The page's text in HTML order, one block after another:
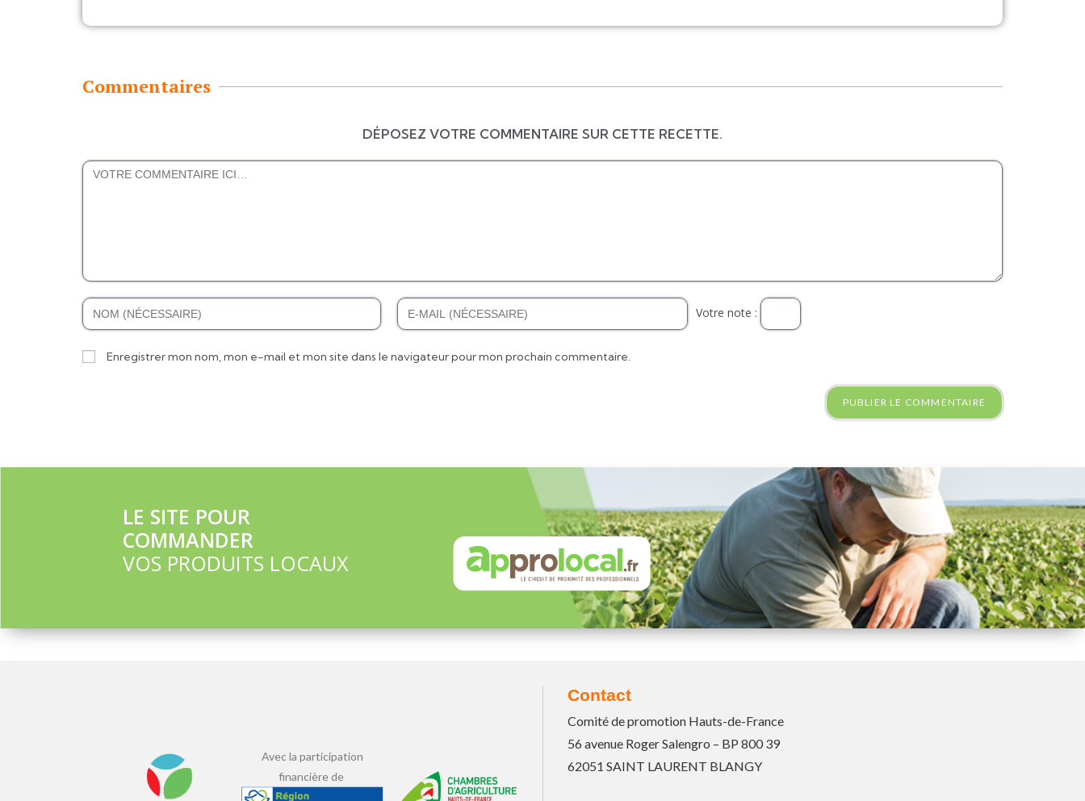
Commentaires
DÉPOSEZ VOTRE COMMENTAIRE SUR CETTE RECETTE.
Votre note :
Enregistrer mon nom, mon e-mail et mon site dans le navigateur pour mon prochain commentaire.
LE SITE POUR
COMMANDER
VOS PRODUITS LOCAUX
Avec la participation
financière de
Contact
Comité de promotion Hauts-de-France
56 avenue Roger Salengro – BP 800 39
62051 SAINT LAURENT BLANGY